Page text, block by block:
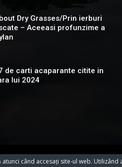
Dry Grasses/Prin ierburi
– Aceeasi profunzime a
de carti acaparante citite in
lui 2024
când accesați site-ul web.